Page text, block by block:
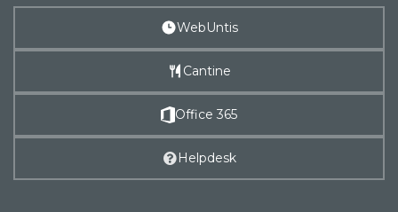
WebUntis
Cantine
Office 365
Helpdesk